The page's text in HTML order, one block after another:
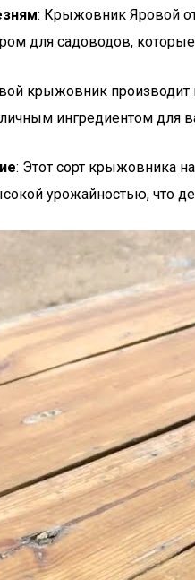
: Крыжовник Яровой
для садоводов, которые
крыжовник производит
ингредиентом для
: Этот сорт крыжовника
урожайностью, что